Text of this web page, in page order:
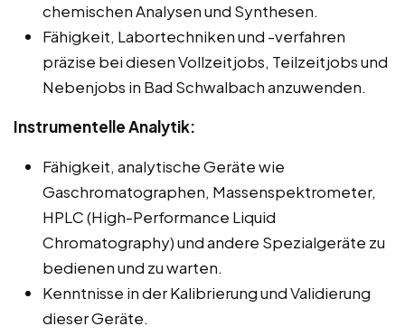
chemischen Analysen und Synthesen.
Fähigkeit, Labortechniken und -verfahren
präzise bei diesen Vollzeitjobs, Teilzeitjobs und
Nebenjobs in Bad Schwalbach anzuwenden.
Instrumentelle Analytik:
Fähigkeit, analytische Geräte wie
Gaschromatographen, Massenspektrometer,
HPLC (High-Performance Liquid
Chromatography) und andere Spezialgeräte zu
bedienen und zu warten.
Kenntnisse in der Kalibrierung und Validierung
dieser Geräte.